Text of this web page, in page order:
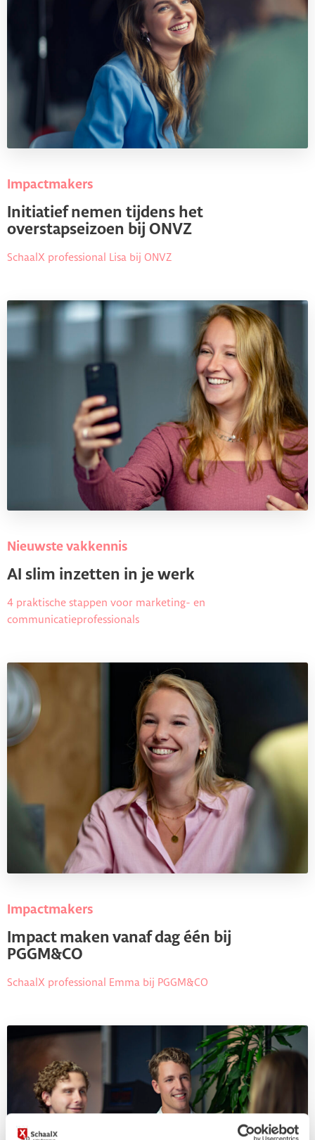
Impactmakers
Initiatief nemen tijdens het
overstapseizoen bij ONVZ
SchaalX professional Lisa bij ONVZ
Nieuwste vakkennis
AI slim inzetten in je werk
4 praktische stappen voor marketing- en
communicatieprofessionals
Impactmakers
Impact maken vanaf dag één bij
PGGM&CO
SchaalX professional Emma bij PGGM&CO